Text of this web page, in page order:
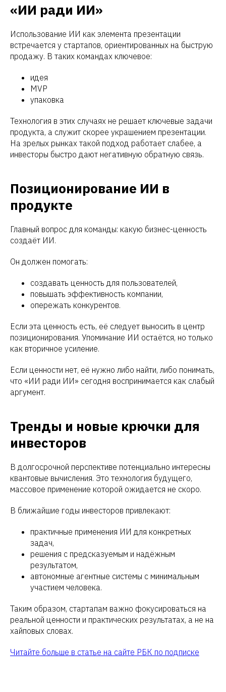
«ИИ ради ИИ»
Использование ИИ как элемента презентации
встречается у стартапов, ориентированных на быструю
продажу. В таких командах ключевое:
идея
MVP
упаковка
Технология в этих случаях не решает ключевые задачи
продукта, а служит скорее украшением презентации.
На зрелых рынках такой подход работает слабее, а
инвесторы быстро дают негативную обратную связь.
Позиционирование ИИ в
продукте
Главный вопрос для команды: какую бизнес-ценность
создаёт ИИ.
Он должен помогать:
создавать ценность для пользователей,
повышать эффективность компании,
опережать конкурентов.
Если эта ценность есть, её следует выносить в центр
позиционирования. Упоминание ИИ остаётся, но только
как вторичное усиление.
Если ценности нет, её нужно либо найти, либо понимать,
что «ИИ ради ИИ» сегодня воспринимается как слабый
аргумент.
Тренды и новые крючки для
инвесторов
В долгосрочной перспективе потенциально интересны
квантовые вычисления. Это технология будущего,
массовое применение которой ожидается не скоро.
В ближайшие годы инвесторов привлекают:
практичные применения ИИ для конкретных
задач,
решения с предсказуемым и надёжным
результатом,
автономные агентные системы с минимальным
участием человека.
Таким образом, стартапам важно фокусироваться на
реальной ценности и практических результатах, а не на
хайповых словах.
Читайте больше в статье на сайте РБК по подписке